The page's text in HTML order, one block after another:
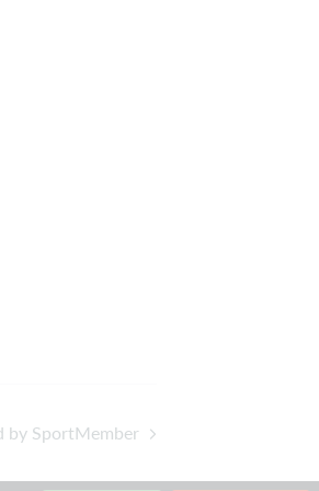
by SportMember